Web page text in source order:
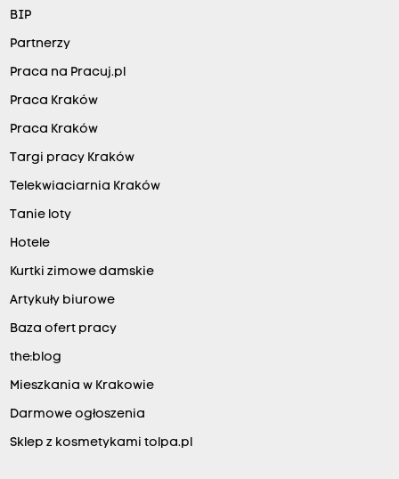
BIP
Partnerzy
Praca na Pracuj.pl
Praca Kraków
Praca Kraków
Targi pracy Kraków
Telekwiaciarnia Kraków
Tanie loty
Hotele
Kurtki zimowe damskie
Artykuły biurowe
Baza ofert pracy
the:blog
Mieszkania w Krakowie
Darmowe ogłoszenia
Sklep z kosmetykami tolpa.pl